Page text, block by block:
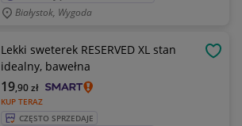
Białystok, Wygoda
Lekki sweterek RESERVED XL stan
idealny, bawełna
KUP TERAZ
19,90zł
CZĘSTO SPRZEDAJE